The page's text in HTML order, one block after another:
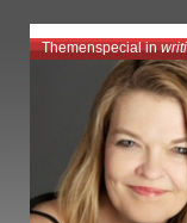
Themenspecial in